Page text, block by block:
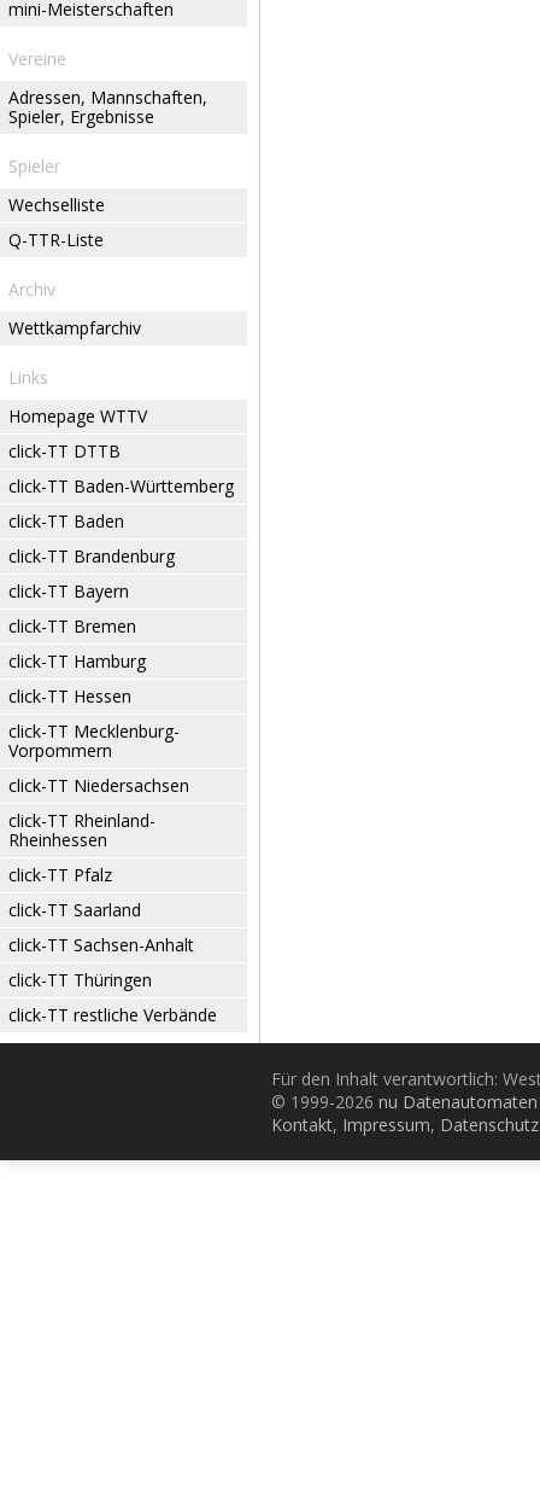
mini-Meisterschaften
Vereine
Adressen, Mannschaften,
Spieler, Ergebnisse
Spieler
Wechselliste
Q-TTR-Liste
Archiv
Wettkampfarchiv
Links
Homepage WTTV
click-TT DTTB
click-TT Baden-Württemberg
click-TT Baden
click-TT Brandenburg
click-TT Bayern
click-TT Bremen
click-TT Hamburg
click-TT Hessen
click-TT Mecklenburg-
Vorpommern
click-TT Niedersachsen
click-TT Rheinland-
Rheinhessen
click-TT Pfalz
click-TT Saarland
click-TT Sachsen-Anhalt
click-TT Thüringen
click-TT restliche Verbände
Für den Inhalt verantwortlich:
© 1999-2026 nu
Kontakt, Impressum, Datenschutz